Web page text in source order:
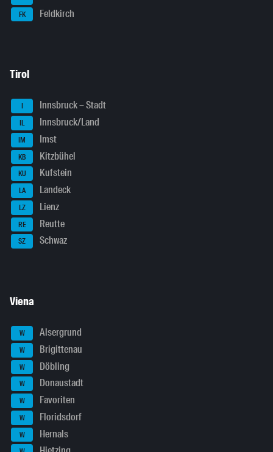
FK Feldkirch
Tirol
I Innsbruck – Stadt
IL Innsbruck/Land
IM Imst
KB Kitzbühel
KU Kufstein
LA Landeck
LZ Lienz
RE Reutte
SZ Schwaz
Viena
W Alsergrund
W Brigittenau
W Döbling
W Donaustadt
W Favoriten
W Floridsdorf
W Hernals